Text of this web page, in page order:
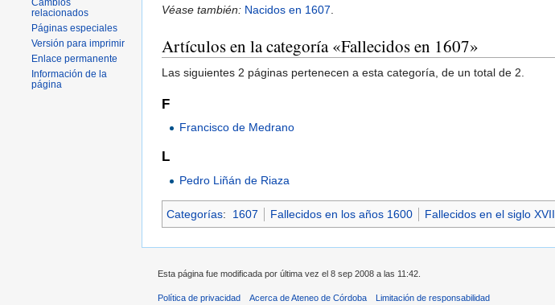
Véase también: Nacidos en 1607.
Artículos en la categoría «Fallecidos en 1607»
Las siguientes 2 páginas pertenecen a esta categoría, de un total de 2.
F
Francisco de Medrano
L
Pedro Liñán de Riaza
Categorías: 1607 Fallecidos en los años 1600 Fallecidos en el siglo XVII
Cambios
relacionados
Páginas especiales
Versión para imprimir
Enlace permanente
Información de la
página
Esta página fue modificada por última vez el 8 sep 2008 a las 11:42.
Política de privacidad Acerca de Ateneo de Córdoba Limitación de responsabilidad